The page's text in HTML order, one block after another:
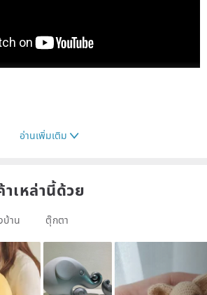
the style of primitive technology.
dolls is hypoallergenic synthetic fiber.
of a special technology(virification).
อ่านเพิ่มเติม
เหล่านี้ด้วย
าน ตุ๊กตา